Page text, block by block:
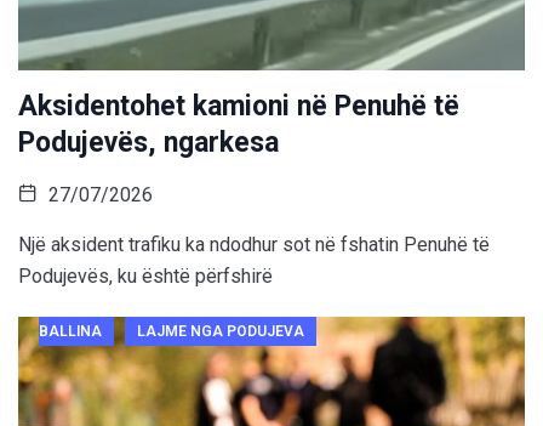
Aksidentohet kamioni në Penuhë të
Podujevës, ngarkesa
27/07/2026
Një aksident trafiku ka ndodhur sot në fshatin Penuhë të
Podujevës, ku është përfshirë
BALLINA LAJME NGA PODUJEVA